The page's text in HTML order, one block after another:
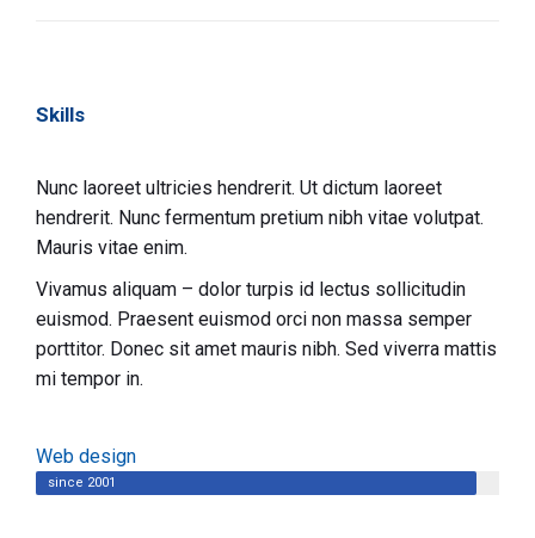
Skills
Nunc laoreet ultricies hendrerit. Ut dictum laoreet
hendrerit. Nunc fermentum pretium nibh vitae volutpat.
Mauris vitae enim.
Vivamus aliquam – dolor turpis id lectus sollicitudin
euismod. Praesent euismod orci non massa semper
porttitor. Donec sit amet mauris nibh. Sed viverra mattis
mi tempor in.
Web design
since 2001